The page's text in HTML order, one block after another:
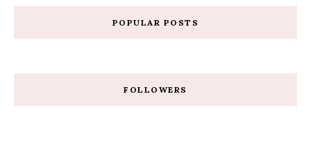
POPULAR POSTS
FOLLOWERS